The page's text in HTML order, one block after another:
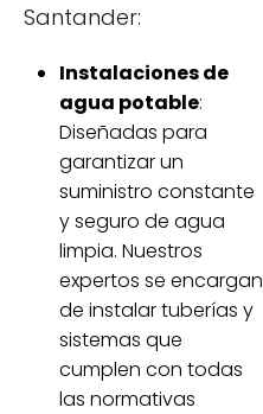
Santander:
Instalaciones de
agua potable:
Diseñadas para
garantizar un
suministro constante
y seguro de agua
limpia. Nuestros
expertos se encargan
de instalar tuberías y
sistemas que
cumplen con todas
las normativas